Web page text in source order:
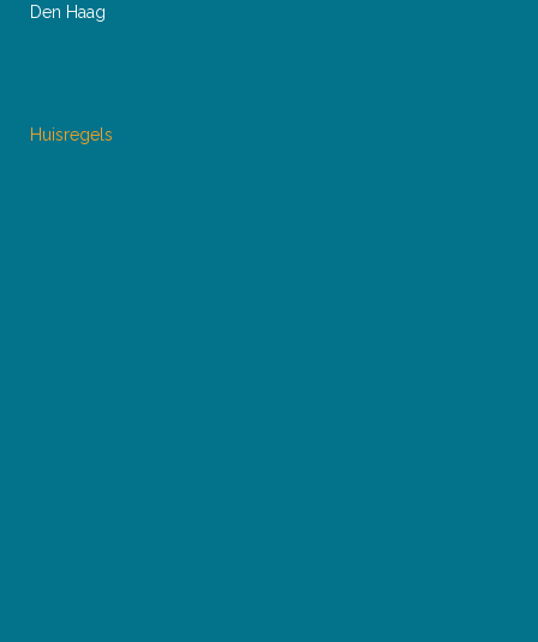
Den Haag
Huisregels